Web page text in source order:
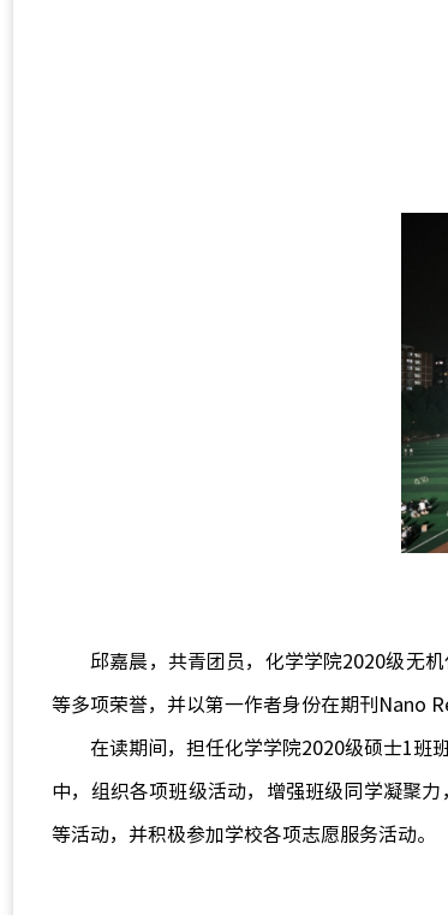
邱嘉晨，共青团员，化学学院2020级无
等多项荣誉，并以第一作者身份在期刊Nano
在读期间，担任化学学院2020级硕士1班
中，组织各项班级活动，增强班级同学凝聚
等活动，并积极参加学校各项志愿服务活动。